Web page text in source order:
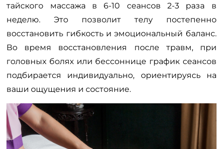
тайского массажа в 6-10 сеансов 2-3 раза в
неделю. Это позволит телу постепенно
восстановить гибкость и эмоциональный баланс.
Во время восстановления после травм, при
головных болях или бессоннице график сеансов
подбирается индивидуально, ориентируясь на
ваши ощущения и состояние.